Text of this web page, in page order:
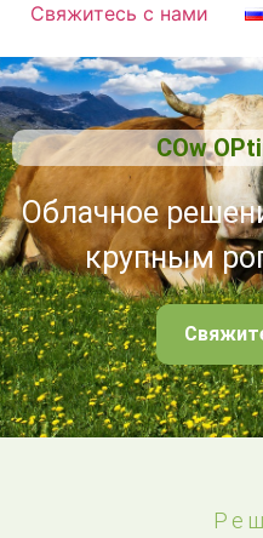
Свяжитесь с нами
COw
Облачное
крупным